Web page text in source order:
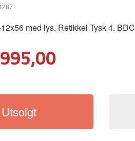
med lys. Retikkel Tysk 4. BDC
Utsolgt